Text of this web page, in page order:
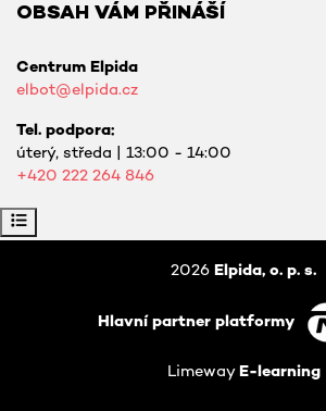
Otevřít indexu kurzu
OBSAH VÁM PŘINÁŠÍ
Centrum Elpida
elbot@elpida.cz
Tel. podpora:
úterý, středa | 13:00 - 14:00
+420 222 264 846
2026 Elpida, o. p. s.
Hlavní partner platformy
LimewayE-learning